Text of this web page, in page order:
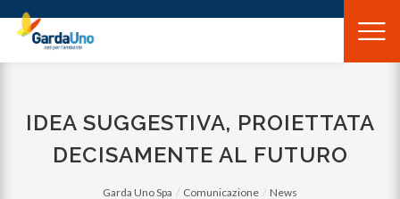
Gardauno
Spa
IDEA SUGGESTIVA, PROIETTATA
DECISAMENTE AL FUTURO
Garda Uno Spa Comunicazione
News